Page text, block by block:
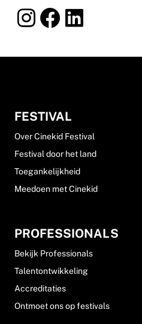
FESTIVAL
Over Cinekid Festival
Festival door het land
Toegankelijkheid
Meedoen met Cinekid
PROFESSIONALS
Bekijk Professionals
Talentontwikkeling
Accreditaties
Ontmoet ons op festivals